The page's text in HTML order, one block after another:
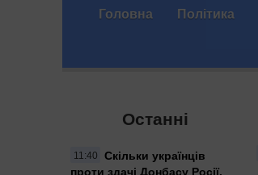
Головна Політика
Останні
11:40
Скільки українців
проти здачі Донбасу Росії,